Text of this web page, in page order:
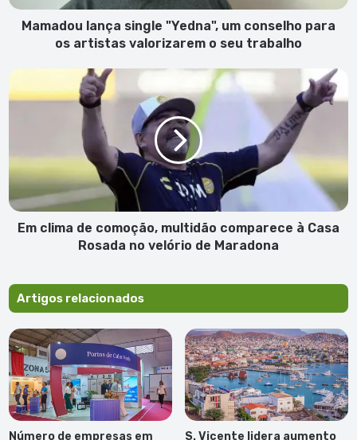
artistas
valorizarem
trabalho
Mamadou lança single "Yedna", um conselho para
os artistas valorizarem o seu trabalho
Em
clima
comparece
à
Rosada
noEm clima de comoção, multidão comparece à Casa
Rosada no velório de Maradona
Artigos relacionados
Número de empresas em S. Vicente lidera aumento